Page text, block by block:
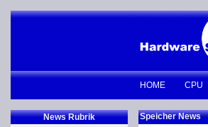
HOME CPU
News Rubrik
Speicher News